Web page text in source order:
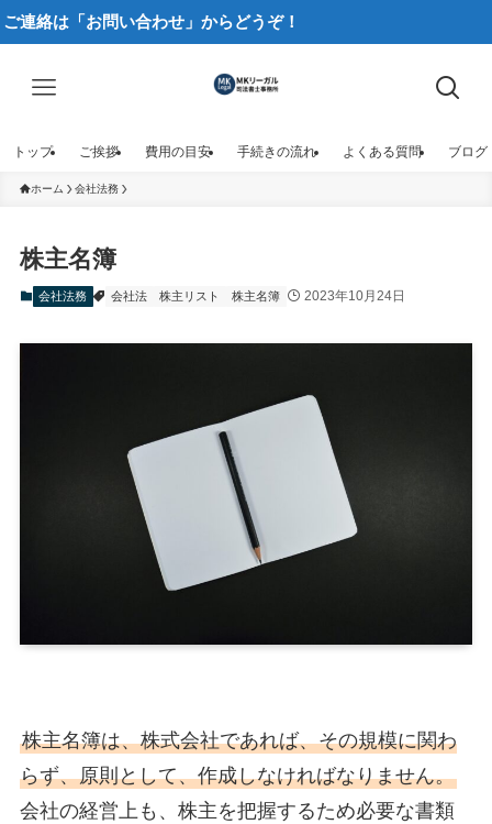
絡は「お問い合わせ」からどうぞ！
トップ ご挨拶 費用の目安 手続きの流れ よくある質問 ブログ
ホーム 会社法務
株主名簿
会社法務 会社法 株主リスト 株主名簿 2023年10月24日
株主名簿は、株式会社であれば、その規模に関わ
らず、原則として、作成しなければなりません。
会社の経営上も、株主を把握するため必要な書類